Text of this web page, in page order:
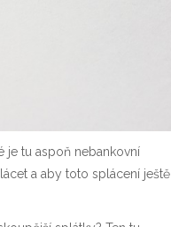
je tu aspoň nebankovní
a aby toto splácení ještě